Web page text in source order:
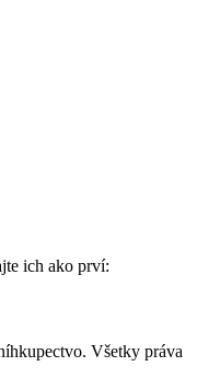
ich ako prví:
Všetky práva